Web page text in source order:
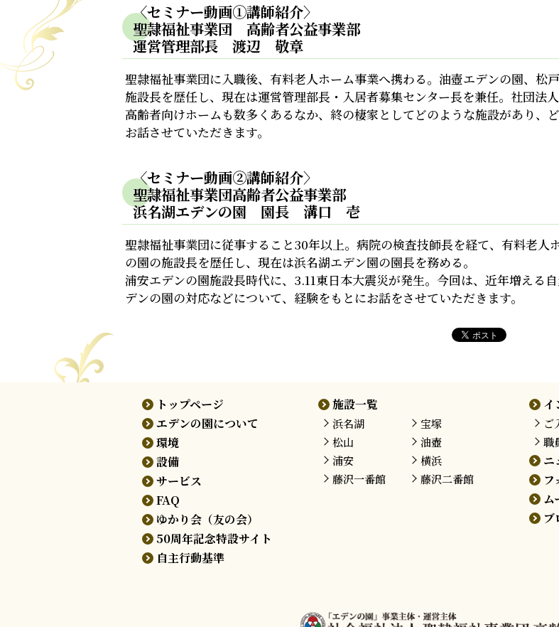
〈セミナー動画①講師紹介〉
聖隷福祉事業団 高齢者公益事業部
運営管理部長 渡辺 敬章
聖隷福祉事業団に入職後、有料老人ホーム事業へ携わる。油壺エデンの園、松
施設長を歴任し、現在は運営管理部長・入居者募集センター長を兼任。社団法
高齢者向けホームも数多くあるなか、終の棲家としてどのような施設があり、
お話させていただきます。
〈セミナー動画②講師紹介〉
聖隷福祉事業団高齢者公益事業部
浜名湖エデンの園 園長 溝口 壱
聖隷福祉事業団に従事すること30年以上。病院の検査技師長を経て、有料老人
の園の施設長を歴任し、現在は浜名湖エデン園の園長を務める。
浦安エデンの園施設長時代に、3.11東日本大震災が発生。今回は、近年増える
デンの園の対応などについて、経験をもとにお話をさせていただきます。
トップページ
エデンの園について
環境
設備
サービス
FAQ
ゆかり会（友の会）
50周年記念特設サイト
自主行動基準
施設一覧
浜名湖
宝塚
松山
油壺
浦安
横浜
藤沢一番館 藤沢二番館
イ
ご
職
ニ
フ
ム
ブ